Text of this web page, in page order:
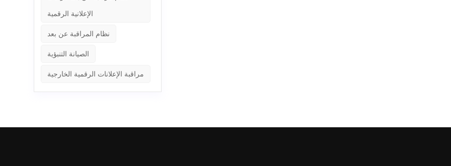
الإعلانية الرقمية
نظام المراقبة عن بعد
الصيانة التنبؤية
مراقبة الإعلانات الرقمية الخارجية